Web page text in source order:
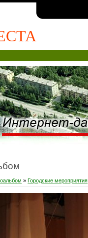
»Городские мероприятия